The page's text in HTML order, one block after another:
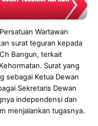
Wartawan
surat teguran kepada
Bangun, terkait
Surat yang
sebagai Ketua Dewan
Sekretaris Dewan
independensi dan
menjalankan tugasnya.